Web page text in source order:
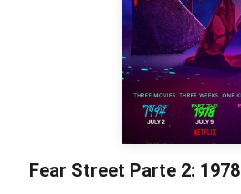
Fear Street Parte 2: 1978